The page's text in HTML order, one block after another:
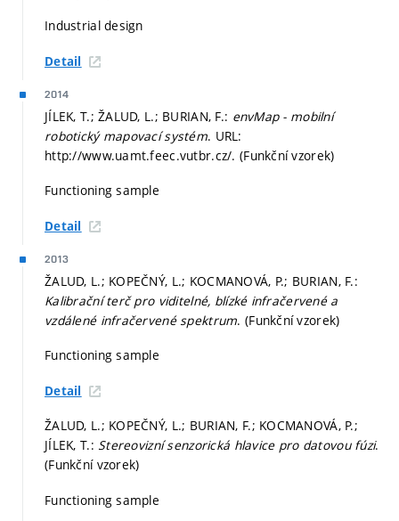
Industrial design
Detail
2014
JÍLEK, T.; ŽALUD, L.; BURIAN, F.: envMap - mobilní
robotický mapovací systém. URL:
http://www.uamt.feec.vutbr.cz/. (Funkční vzorek)
Functioning sample
Detail
2013
ŽALUD, L.; KOPEČNÝ, L.; KOCMANOVÁ, P.; BURIAN, F.:
Kalibrační terč pro viditelné, blízké infračervené a
vzdálené infračervené spektrum. (Funkční vzorek)
Functioning sample
Detail
ŽALUD, L.; KOPEČNÝ, L.; BURIAN, F.; KOCMANOVÁ, P.;
JÍLEK, T.: Stereovizní senzorická hlavice pro datovou fúzi.
(Funkční vzorek)
Functioning sample